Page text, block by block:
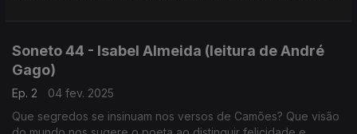
Soneto 44 - Isabel Almeida (leitura de André
Gago)
Ep. 2
04 fev. 2025
Que segredos se insinuam nos versos de Camões? Que visão